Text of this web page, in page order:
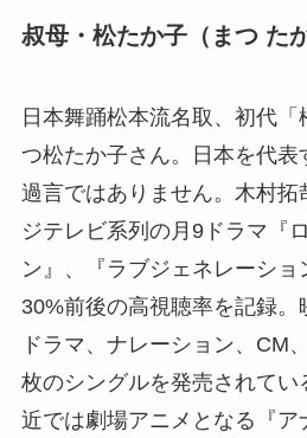
叔母・松たか子（まつ たか
日本舞踊松本流名取、初代
つ松たか子さん。日本を代表
過言ではありません。木村拓
ジテレビ系列の月9ドラマ『
ン』、『ラブジェネレーシ
30%前後の高視聴率を記録
ドラマ、ナレーション、CM
枚のシングルを発売されてい
近では劇場アニメとなる『ア